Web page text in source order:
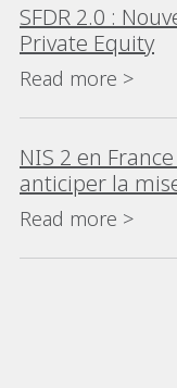
SFDR 2.0 :
Private Equity
Read more >
NIS 2 en
anticiper la
impacts
Read more >